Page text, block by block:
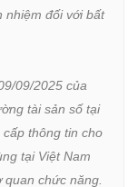
nhiệm đối với bất
09/2025 của
tài sản số tại
cấp thông tin cho
tại Việt Nam
chức năng.